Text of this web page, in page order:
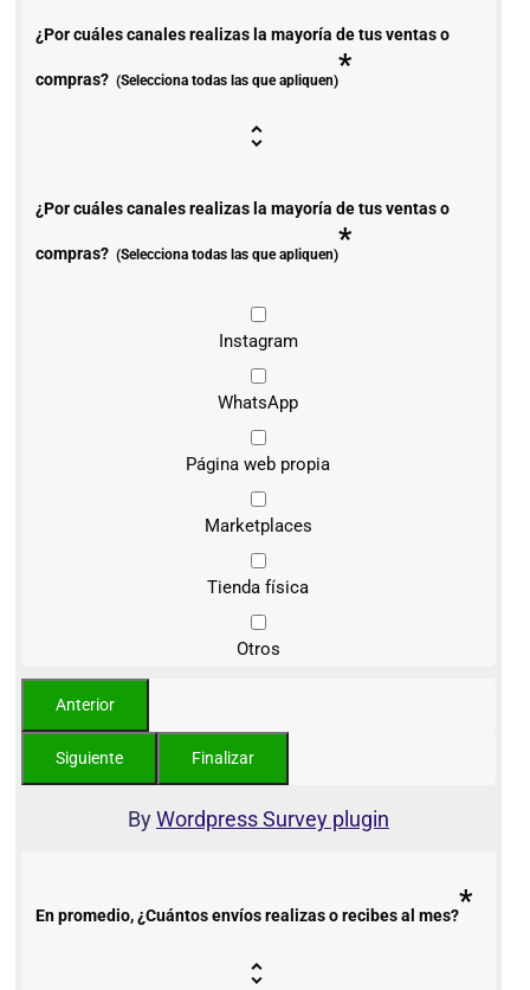
¿Por cuáles canales realizas la mayoría de tus ventas o
compras? (Selecciona todas las que apliquen)*
¿Por cuáles canales realizas la mayoría de tus ventas o
compras? (Selecciona todas las que apliquen)*
Instagram
WhatsApp
Página web propia
Marketplaces
Tienda física
Otros
ByWordpress Survey plugin
En promedio, ¿Cuántos envíos realizas o recibes al mes?*